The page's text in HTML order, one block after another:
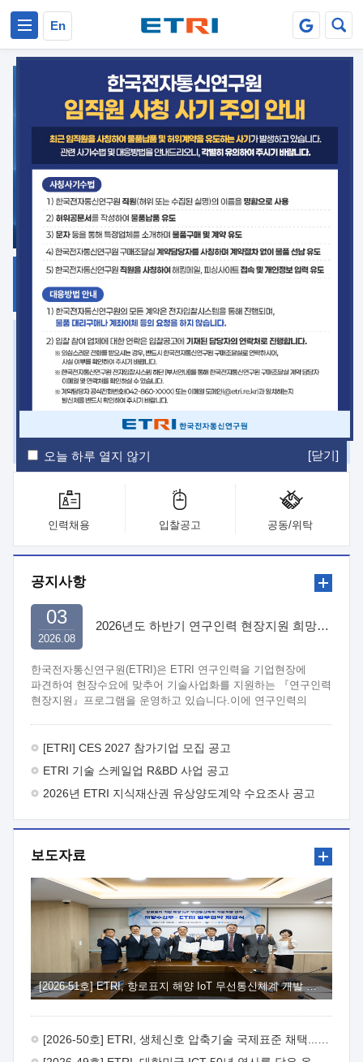
오늘 하루 열지 않기 [닫기]
En
지식공유
플랫폼
ETRI 오픈소스
발간자료
ETRI Insight
ETRI Journal
전자통신동향분석
ETRI 웹진
ETRI 간행물
전자도서관
인력채용 입찰공고 공동/위탁
공지사항
2026년도 하반기 연구인력 현장지원 희망기업 신청/접수
한국전자통신연구원(ETRI)은 ETRI 연구인력을 기업현장에
파견하여 현장수요에 맞추어 기술사업화를 지원하는 『연구인력
현장지원』프로그램을 운영하고 있습니다.이에 연구인력의
추진목적: ETRI 인력을 기업현장에 파견. 기술지원을
사업화성과를 극대화하고, 지원기업을 강견기업으로 육성하고자
함.  신청자격: ETRI 협력기업 및 일반 ICT 중소기업*
당해 지원실적과 차기 지원계획을 평가하여 결정
 기업부담:
연봉의 40%  추진일정(1)희망기업 신청/접수(2)희망인력-
희망기업 매칭(3)현장조사/ 선정(심의)(4)협약체결(5)
기업파견8월 3일 ~ 14일 8월 17일 ~ 26일 9월초순 9월 중순
10월 이후* 상기일정은 희망인력-희망기업간 매칭 원활시를
가정한 것으로 상황에 따라 상당기간 일정이 지연될 수 있음. **
(1)희망인력-희망기업간 적합성이 낮다고 판단되거나, (2)
희망인력이 파견의사를 철회할 경우 후속 절차가 진행되지 않을
수 있음.2. 현장지원 희망인력 및 상세이력
 희망인력
공정(FET / SBD 등 )유기물 반도체 소재 및 소자 설계, 합성 및
제작바이오센서 설계/제작토양/수질/가스 센서 설계/
2026.08
03
[ETRI] CES 2027 참가기업 모집 공고
ETRI 기술 스케일업 R&BD 사업 공고
2026년 ETRI 지식재산권 유상양도계약 수요조사 공고
보도자료
[2026-51호] ETRI, 항로표지 해양 IoT 무선통신체계 개발 나선다